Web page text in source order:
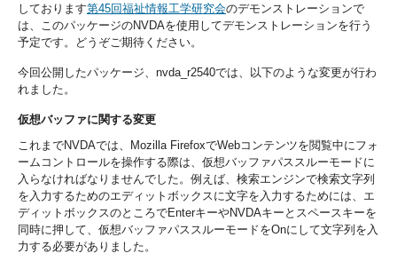
しております第45回福祉情報工学研究会のデモンストレーションで
は、このパッケージのNVDAを使用してデモンストレーションを行う
予定です。どうぞご期待ください。
今回公開したパッケージ、nvda_r2540では、以下のような変更が行わ
れました。
仮想バッファに関する変更
これまでNVDAでは、Mozilla FirefoxでWebコンテンツを閲覧中にフォ
ームコントロールを操作する際は、仮想バッファパススルーモードに
入らなければなりませんでした。例えば、検索エンジンで検索文字列
を入力するためのエディットボックスに文字を入力するためには、エ
ディットボックスのところでEnterキーやNVDAキーとスペースキーを
同時に押して、仮想バッファパススルーモードをOnにして文字列を入
力する必要がありました。